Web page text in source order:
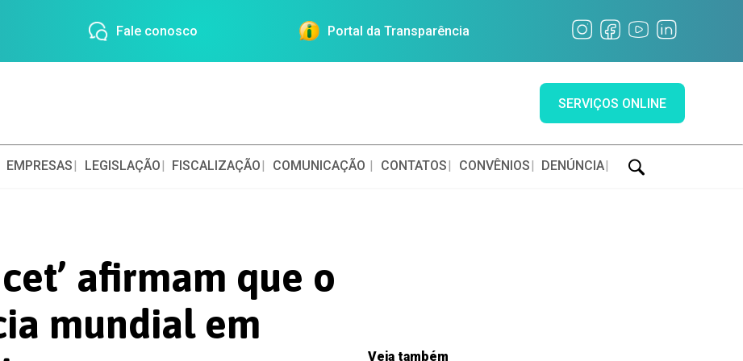
Fale conosco Portal da Transparência
SERVIÇOS ONLINE
EMPRESAS LEGISLAÇÃO FISCALIZAÇÃO COMUNICAÇÃO CONTATOS CONVÊNIOS DENÚNCIA
afirmam que o
mundial em
Veja também